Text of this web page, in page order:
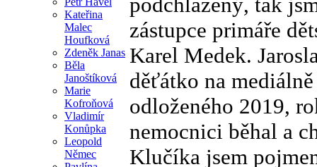
Kateřina
Malec
Houfková
Zdeněk Janas
Běla
Janoštíková
Marie
Kofroňová
Vladimír
Konůpka
Leopold
Němec
zástupce primáře
Karel Medek.
děťátko na
odloženého 2019,
nemocnici běhal a
Klučíka jsem